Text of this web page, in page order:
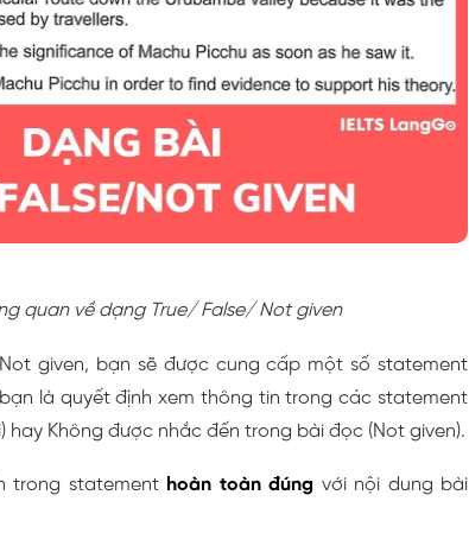
quan về dạng True/ False/ Not given
given, bạn sẽ được cung cấp một số statement
bạn là quyết định xem thông tin trong các statement
hay Không được nhắc đến trong bài đọc (Not given).
trong statement hoàn toàn đúng với nội dung bài